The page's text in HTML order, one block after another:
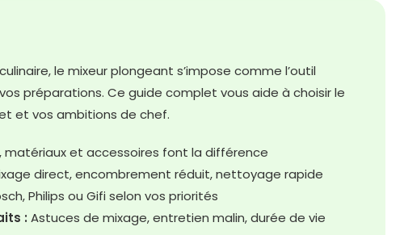
le mixeur plongeant s’impose comme l’outil
préparations. Ce guide complet vous aide à choisir le
et vos ambitions de chef.
matériaux et accessoires font la différence
direct, encombrement réduit, nettoyage rapide
Philips ou Gifi selon vos priorités
: Astuces de mixage, entretien malin, durée de vie